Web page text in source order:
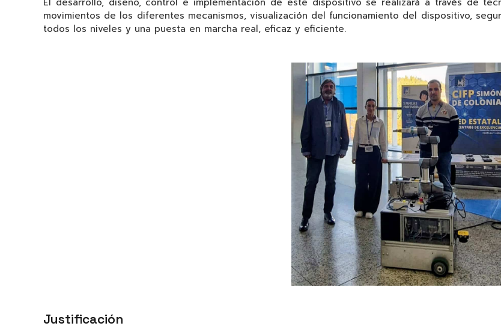
movimientos de los diferentes mecanismos, visualización del funcionamiento del dispositivo,
todos los niveles y una puesta en marcha real, eficaz y eficiente.
Justificación